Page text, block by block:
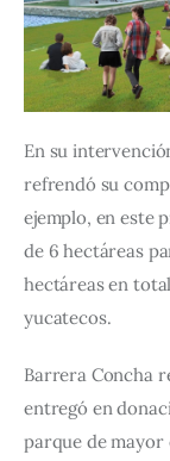
En su
refrendó su
ejemplo, en este
de 6 hectáreas
hectáreas en
yucatecos.
Barrera Concha
entregó en
parque de